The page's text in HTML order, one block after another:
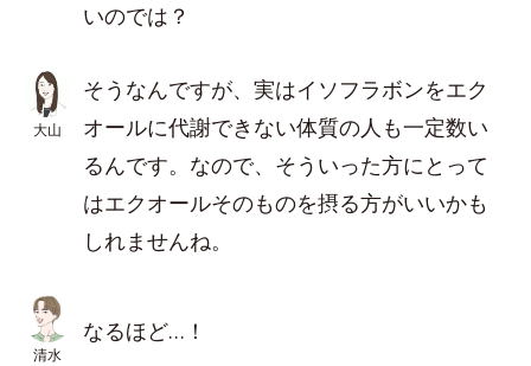
いのでは？
大山
そうなんですが、実はイソフラボンをエク
オールに代謝できない体質の人も一定数い
るんです。なので、そういった方にとって
はエクオールそのものを摂る方がいいかも
しれませんね。
清水
なるほど…！